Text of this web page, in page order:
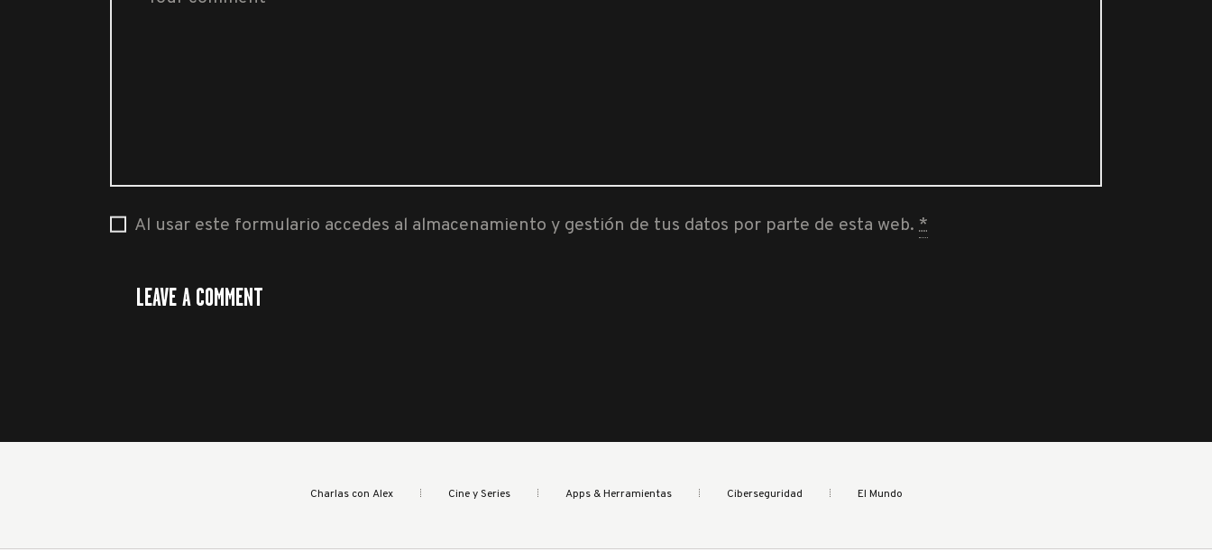
Al usar este formulario accedes al almacenamiento y gestión de tus datos por parte de esta web.*
Charlas con Alex Cine y Series Apps & Herramientas Ciberseguridad El Mundo